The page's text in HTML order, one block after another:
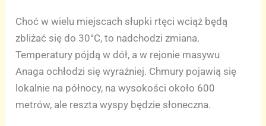
Choć w wielu miejscach słupki rtęci wciąż będą
zbliżać się do 30°C, to nadchodzi zmiana.
Temperatury pójdą w dół, a w rejonie masywu
Anaga ochłodzi się wyraźniej. Chmury pojawią się
lokalnie na północy, na wysokości około 600
metrów, ale reszta wyspy będzie słoneczna.